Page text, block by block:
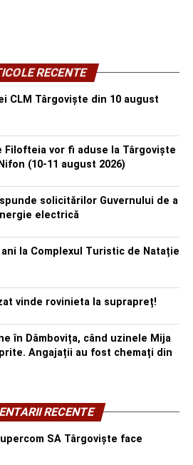
RECENTE
CLM Târgoviște din 10 august
Filofteia vor fi aduse la Târgoviște
(10-11 august 2026)
solicitărilor Guvernului de a
electrică
la Complexul Turistic de Natație
vinde rovinieta la suprapreț!
în Dâmbovița, când uzinele Mija
Angajații au fost chemați din
RECENTE
SA Târgoviște face